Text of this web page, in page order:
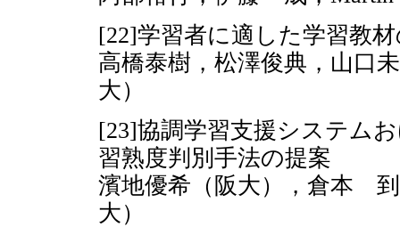
[22]学習者に適した学習教
高橋泰樹，松澤俊典，山口
大）
[23]協調学習支援システム
習熟度判別手法の提案
濱地優希（阪大），倉本
大）